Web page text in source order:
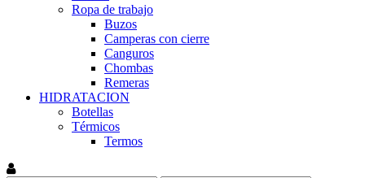
Ropa de trabajo
Buzos
Camperas con cierre
Canguros
Chombas
Remeras
HIDRATACION
Botellas
Térmicos
Termos